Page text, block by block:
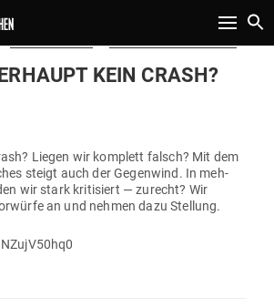
Toggle
KEIN CRASH?
Liegen wir kom­plett falsch? Mit dem
steigt auch der Gegenwind. In meh­
wir stark kri­ti­siert — zurecht? Wir
an und nehmen dazu Stellung.